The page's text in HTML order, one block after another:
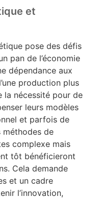
et
pose des défis
pan de l’économie
dépendance aux
production plus
la nécessité pour de
leurs modèles
et parfois de
méthodes de
complexe mais
tôt bénéficieront
Cela demande
et un cadre
l’innovation,